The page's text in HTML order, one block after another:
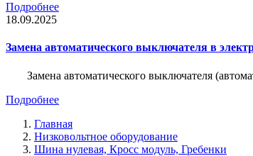
Подробнее
18.09.2025
Замена автоматического выключателя в
Замена автоматического выключателя
Подробнее
Главная
Низковольтное оборудование
Шина нулевая, Кросс модуль, Гребенки